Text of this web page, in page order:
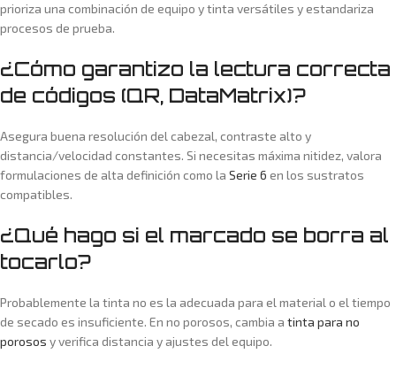
prioriza una combinación de equipo y tinta versátiles y estandariza
procesos de prueba.
¿Cómo garantizo la lectura correcta
de códigos (QR, DataMatrix)?
Asegura buena resolución del cabezal, contraste alto y
distancia/velocidad constantes. Si necesitas máxima nitidez, valora
formulaciones de alta definición como la Serie 6 en los sustratos
compatibles.
¿Qué hago si el marcado se borra al
tocarlo?
Probablemente la tinta no es la adecuada para el material o el tiempo
de secado es insuficiente. En no porosos, cambia a tinta para no
porosos y verifica distancia y ajustes del equipo.